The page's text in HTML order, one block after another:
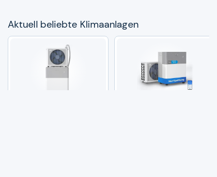
Aktu­ell beliebte Kli­ma­an­la­gen